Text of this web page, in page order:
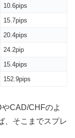
10.6pips
15.7pips
20.4pips
24.2pip
15.4pips
152.9pips
CAD/CHFのよ
、そこまでスプレ